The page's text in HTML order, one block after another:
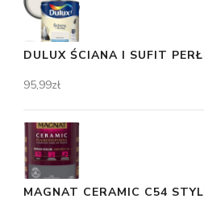
DULUX ŚCIANA I SUFIT
95,99zł
MAGNAT CERAMIC C54